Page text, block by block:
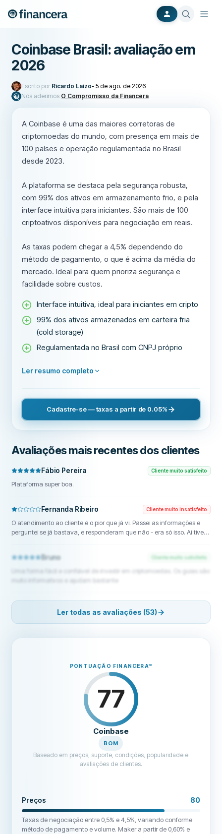
Coinbase Brasil: avaliação em
2026
Escrito por Ricardo Laizo-5 de ago. de 2026
Nós aderimos O Compromisso da Financera
A Coinbase é uma das maiores corretoras de
criptomoedas do mundo, com presença em mais de
100 países e operação regulamentada no Brasil
desde 2023.
A plataforma se destaca pela segurança robusta,
com 99% dos ativos em armazenamento frio, e pela
interface intuitiva para iniciantes. São mais de 100
criptoativos disponíveis para negociação em reais.
As taxas podem chegar a 4,5% dependendo do
método de pagamento, o que é acima da média do
mercado. Ideal para quem prioriza segurança e
facilidade sobre custos.
Interface intuitiva, ideal para iniciantes em cripto
99% dos ativos armazenados em carteira fria
(cold storage)
Regulamentada no Brasil com CNPJ próprio
Ler resumo completo
Cadastre-se — taxas a partir de 0.05%
Avaliações mais recentes dos clientes
Fábio Pereira Cliente muito satisfeito
Plataforma super boa.
Fernanda Ribeiro Cliente muito insatisfeito
O atendimento ao cliente é o pior que já vi. Passei as informações e
perguntei se já bastava, e responderam que não - era só isso. Aí tive
sua segurança - ticket de referência 25358052
Bruno Cliente muito satisfeito
Uma forma fácil e confiável de investir em criptomoedas. Os guias são
muito informativos e ajudam bastante
Ler todas as avaliações (53)
PONTUAÇÃO FINANCERA™
77
Coinbase
BOM
Baseado em preços, suporte, condições, popularidade e
avaliações de clientes.
Preços 80
Taxas de negociação entre 0,5% e 4,5%, variando conforme
método de pagamento e volume. Maker a partir de 0,60% e